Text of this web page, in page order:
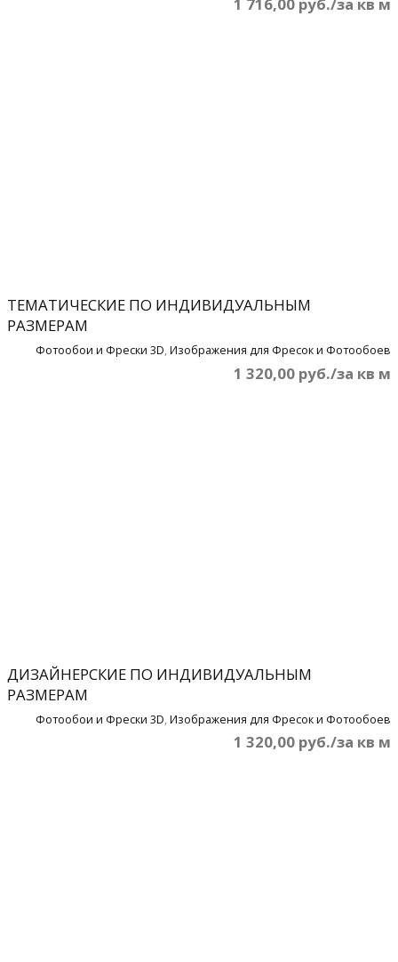
1 716,00 руб./за кв м
ТЕМАТИЧЕСКИЕ ПО ИНДИВИДУАЛЬНЫМ
РАЗМЕРАМ
Фотообои и Фрески 3D,Изображения для Фресок и Фотообоев
1 320,00 руб./за кв м
ДИЗАЙНЕРСКИЕ ПО ИНДИВИДУАЛЬНЫМ
РАЗМЕРАМ
Фотообои и Фрески 3D,Изображения для Фресок и Фотообоев
1 320,00 руб./за кв м